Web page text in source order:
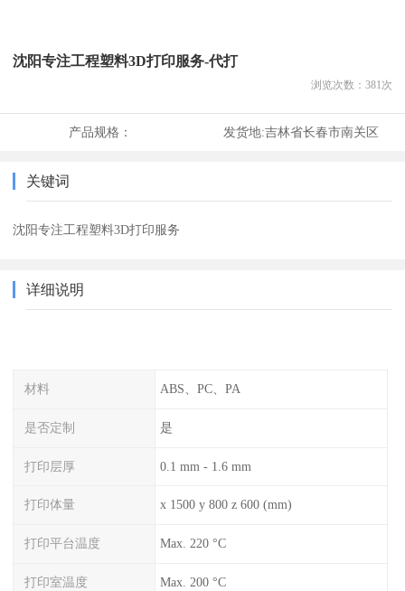
沈阳专注工程塑料3D打印服务-代打
浏览次数： 381次
产品规格： 发货地:吉林省长春市南关区
关键词
沈阳专注工程塑料3D打印服务
详细说明
材料 ABS、PC、PA
是否定制 是
打印层厚 0.1 mm - 1.6 mm
打印体量 x 1500 y 800 z 600 (mm)
打印平台温度 Max. 220 °C
打印室温度 Max. 200 °C